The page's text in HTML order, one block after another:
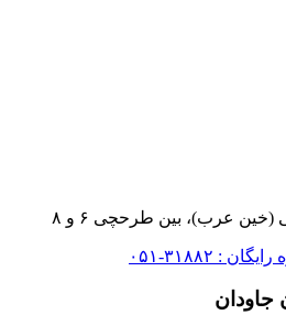
عرب)، بین طرحچی ۶ و ۸
۳۱۸۸۲-۰۵۱
جاودان